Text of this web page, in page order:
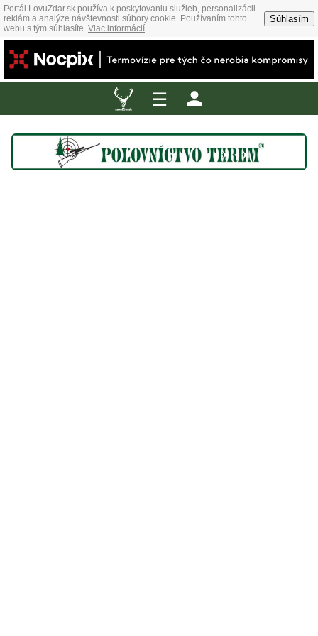
Portál LovuZdar.sk používa k poskytovaniu služieb, personalizácii
reklám a analýze návštevnosti súbory cookie. Používaním tohto
webu s tým súhlasíte. Viac informácií
Súhlasím
☰